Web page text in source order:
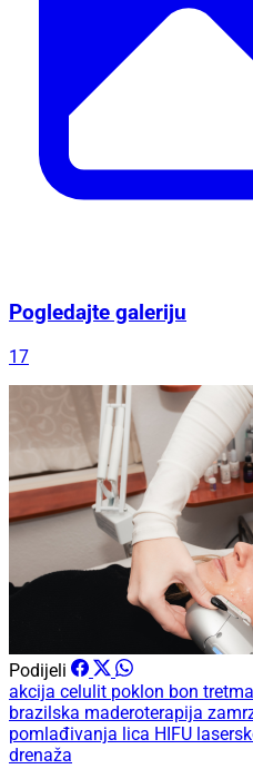
Pogledajte galeriju
17
Podijeli
akcija celulit poklon bon
brazilska maderoterapija
pomlađivanja lica HIFU
drenaža